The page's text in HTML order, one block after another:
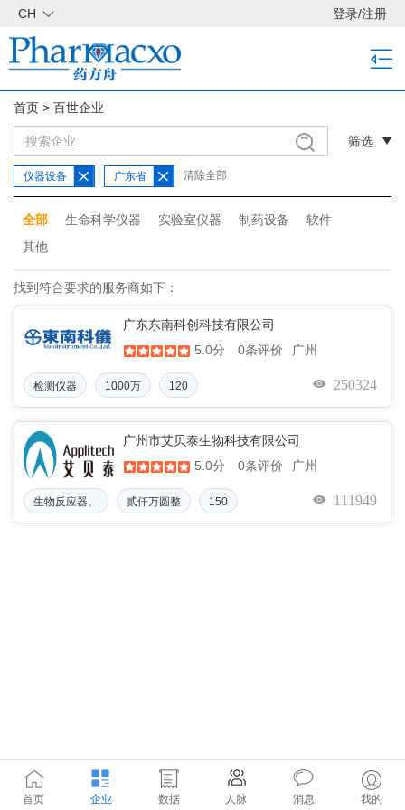
CH 登录/注册
首页 > 百世企业
筛选
仪器设备 广东省 清除全部
全部 生命科学仪器 实验室仪器 制药设备
软件
其他
找到符合要求的服务商如下：
广东东南科创科技有限公司
5.0分
0条评价 广州
检测仪器 1000万 120 250324
广州市艾贝泰生物科技有限公司
5.0分
0条评价 广州
生物反应器、 贰仟万圆整 150 111949
首页 企业 数据 人脉 消息 我的